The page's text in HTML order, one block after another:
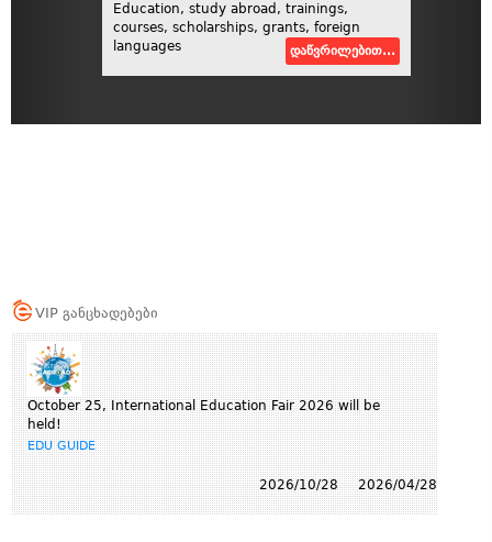
Education, study abroad, trainings,
courses, scholarships, grants, foreign
languages
დაწვრილებით...
VIP განცხადებები
October 25, International Education Fair 2026 will be
held!
EDU GUIDE
2026/04/28
2026/10/28